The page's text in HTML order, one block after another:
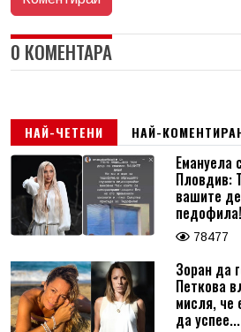
0 КОМЕНТАРА
НАЙ-ЧЕТЕНИ НАЙ-
Емануела
Пловдив:
вашите
78477
Зоран да
Петкова
мисля, че
да